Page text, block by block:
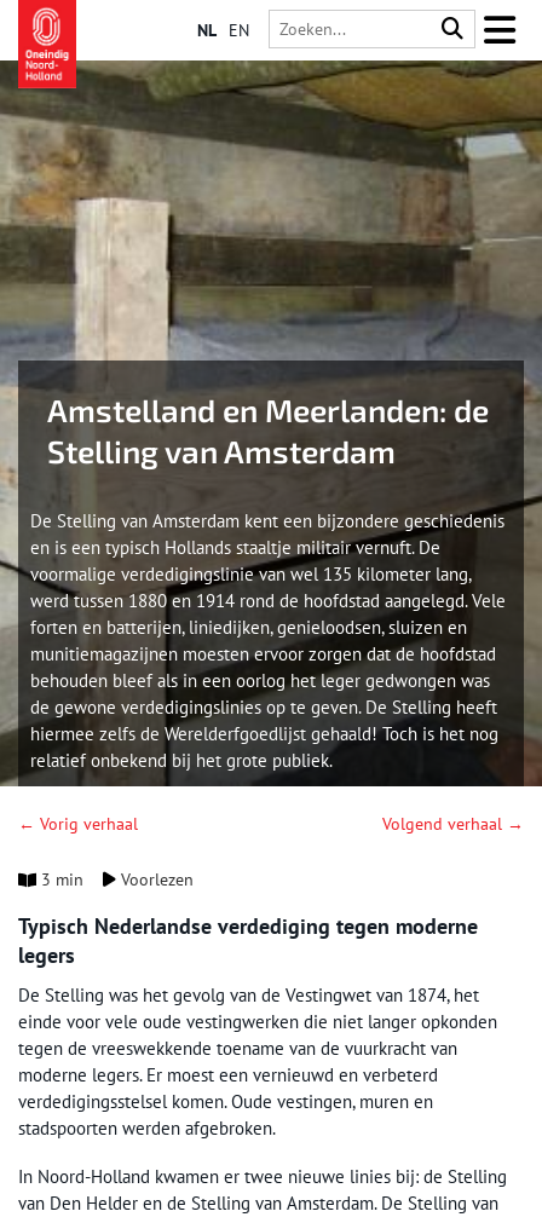
NL EN
Amstelland en Meerlanden: de
Stelling van Amsterdam
De Stelling van Amsterdam kent een bijzondere geschiedenis
en is een typisch Hollands staaltje militair vernuft. De
voormalige verdedigingslinie van wel 135 kilometer lang,
werd tussen 1880 en 1914 rond de hoofdstad aangelegd. Vele
forten en batterijen, liniedijken, genieloodsen, sluizen en
munitiemagazijnen moesten ervoor zorgen dat de hoofdstad
behouden bleef als in een oorlog het leger gedwongen was
de gewone verdedigingslinies op te geven. De Stelling heeft
hiermee zelfs de Werelderfgoedlijst gehaald! Toch is het nog
relatief onbekend bij het grote publiek.
← Vorig verhaal Volgend verhaal →
3 min Voorlezen
Typisch Nederlandse verdediging tegen moderne
legers
De Stelling was het gevolg van de Vestingwet van 1874, het
einde voor vele oude vestingwerken die niet langer opkonden
tegen de vreeswekkende toename van de vuurkracht van
moderne legers. Er moest een vernieuwd en verbeterd
verdedigingsstelsel komen. Oude vestingen, muren en
stadspoorten werden afgebroken.
In Noord-Holland kwamen er twee nieuwe linies bij: de Stelling
van Den Helder en de Stelling van Amsterdam. De Stelling van